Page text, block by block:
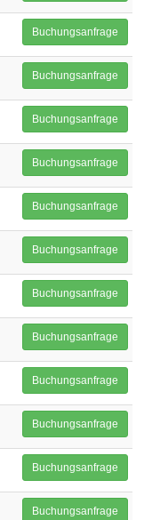
Buchungsanfrage
Buchungsanfrage
Buchungsanfrage
Buchungsanfrage
Buchungsanfrage
Buchungsanfrage
Buchungsanfrage
Buchungsanfrage
Buchungsanfrage
Buchungsanfrage
Buchungsanfrage
Buchungsanfrage